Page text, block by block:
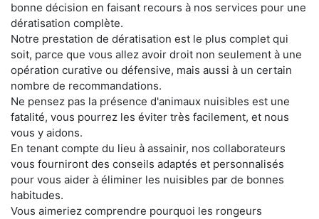
bonne décision en faisant recours à nos services pour une
dératisation complète.
Notre prestation de dératisation est le plus complet qui
soit, parce que vous allez avoir droit non seulement à une
opération curative ou défensive, mais aussi à un certain
nombre de recommandations.
Ne pensez pas la présence d'animaux nuisibles est une
fatalité, vous pourrez les éviter très facilement, et nous
vous y aidons.
En tenant compte du lieu à assainir, nos collaborateurs
vous fourniront des conseils adaptés et personnalisés
pour vous aider à éliminer les nuisibles par de bonnes
habitudes.
Vous aimeriez comprendre pourquoi les rongeurs